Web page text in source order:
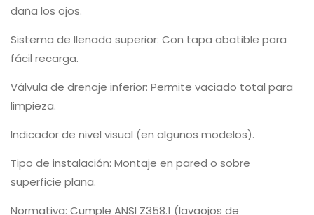
daña los ojos.
Sistema de llenado superior: Con tapa abatible para
fácil recarga.
Válvula de drenaje inferior: Permite vaciado total para
limpieza.
Indicador de nivel visual (en algunos modelos).
Tipo de instalación: Montaje en pared o sobre
superficie plana.
Normativa: Cumple ANSI Z358.1 (lavaojos de